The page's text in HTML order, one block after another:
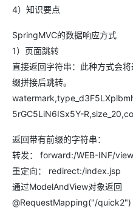
4）知识要点
SpringMVC的数据响应方式
1）页面跳转
直接返回字符串：此种方式会
缀拼接后跳转。
5rGC5LiN6ISx5Y-
返回带有前缀的字符串：
转发： forward:/WEB-INF/
重定向： redirect:/index.jsp
通过ModelAndView对象返回
@RequestMapping("/quick2")